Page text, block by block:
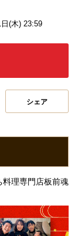
(木) 23:59
シェア
理専門店板前魂